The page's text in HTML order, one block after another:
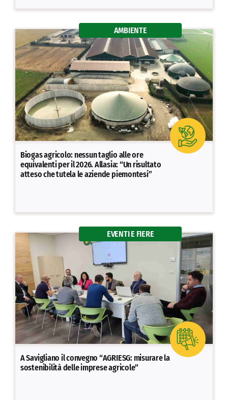
Biogas agricolo: nessun taglio alle ore
equivalenti per il 2026. Allasia: “Un risultato
atteso che tutela le aziende piemontesi”
AMBIENTE
A Savigliano il convegno “AGRIESG: misurare la
sostenibilità delle imprese agricole”
EVENTI E FIERE